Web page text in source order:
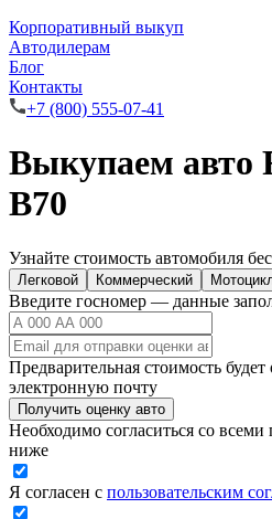
Корпоративный выкуп
Автодилерам
Блог
Контакты
+7 (800) 555-07-41
Выкупаем авто
B70
Узнайте стоимость автомобиля
Легковой Коммерческий
Введите госномер — данные
Предварительная стоимость
электронную почту
Получить оценку авто
Необходимо согласиться со
ниже
Я согласен с пользовательским